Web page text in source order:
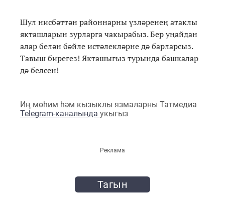
Шул нисбәттән районнарны үзләренең атаклы
якташларын зурларга чакырабыз. Бер уңайдан
алар белән бәйле истәлекләрне дә барларсыз.
Тавыш бирегез! Якташыгыз турында башкалар
дә белсен!
Иң мөһим һәм кызыклы язмаларны Татмедиа
Telegram-каналында укыгыз
Реклама
Тагын